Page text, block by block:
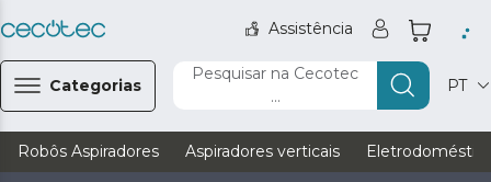
Assistência
Categorias
Pesquisar na Cecotec
...
PT
Robôs Aspiradores Aspiradores verticais